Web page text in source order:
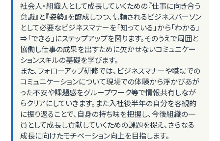
社会人・組織人として成長していくための『仕事に向き合う
意識』と『姿勢』を醸成しつつ、信頼されるビジネスパーソン
として必要なビジネスマナーを「知っている」から「わかる」
⇒「できる」にステップアップを図ります。そのうえで周囲と
協働し仕事の成果を出すために欠かせないコミュニケー
ションスキルの基礎を学びます。
また、フォローアップ研修では、ビジネスマナーや職場での
コミュニケーションについて現場での体験から浮かびあが
った不安や課題感をグループワーク等で情報共有しなが
らクリアにしていきます。また入社後半年の自分を客観的
に振り返ることで、自身の持ち味を把握し、今後組織の一
員として成長し貢献していくための課題を捉え、さらなる
成長に向けたモチベーション向上を目指します。